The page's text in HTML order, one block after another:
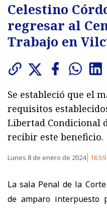
Celestino
regresar al
Trabajo en
Se estableció que el
requisitos
Libertad Condicional
recibir este beneficio.
Lunes 8 de enero de 2024 16:59
La sala Penal de la
de amparo interpuesto